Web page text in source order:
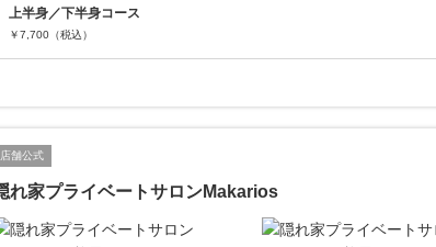
上半身／下半身コース
￥7,700 （税込）
店舗公式
れ家プライベートサロンMakarios